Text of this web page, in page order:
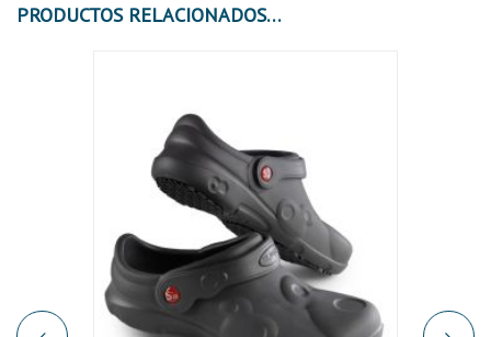
PRODUCTOS RELACIONADOS